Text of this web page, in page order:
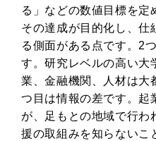
る」などの数値目標を定
その達成が目的化し、仕
る側面がある点です。2
す。研究レベルの高い大
業、金融機関、人材は大
つ目は情報の差です。起
が、足もとの地域で行わ
援の取組みを知らないこ